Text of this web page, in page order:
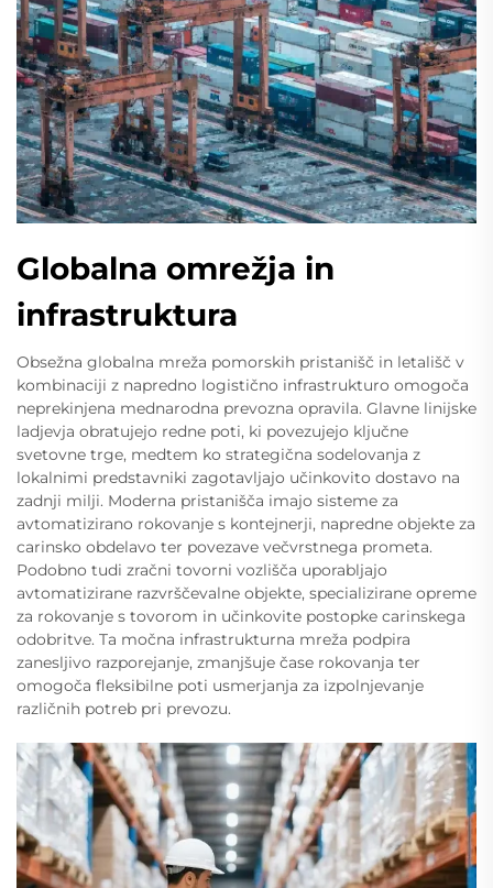
Globalna omrežja in
infrastruktura
Obsežna globalna mreža pomorskih pristanišč in letališč v
kombinaciji z napredno logistično infrastrukturo omogoča
neprekinjena mednarodna prevozna opravila. Glavne linijske
ladjevja obratujejo redne poti, ki povezujejo ključne
svetovne trge, medtem ko strategična sodelovanja z
lokalnimi predstavniki zagotavljajo učinkovito dostavo na
zadnji milji. Moderna pristanišča imajo sisteme za
avtomatizirano rokovanje s kontejnerji, napredne objekte za
carinsko obdelavo ter povezave večvrstnega prometa.
Podobno tudi zračni tovorni vozlišča uporabljajo
avtomatizirane razvrščevalne objekte, specializirane opreme
za rokovanje s tovorom in učinkovite postopke carinskega
odobritve. Ta močna infrastrukturna mreža podpira
zanesljivo razporejanje, zmanjšuje čase rokovanja ter
omogoča fleksibilne poti usmerjanja za izpolnjevanje
različnih potreb pri prevozu.